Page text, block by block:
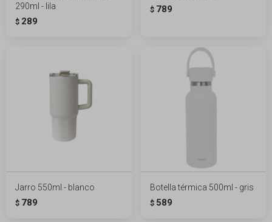
290ml - lila
$ 289
$ 789
Jarro 550ml - blanco
$ 789
Botella térmica 500ml - gris
$ 589